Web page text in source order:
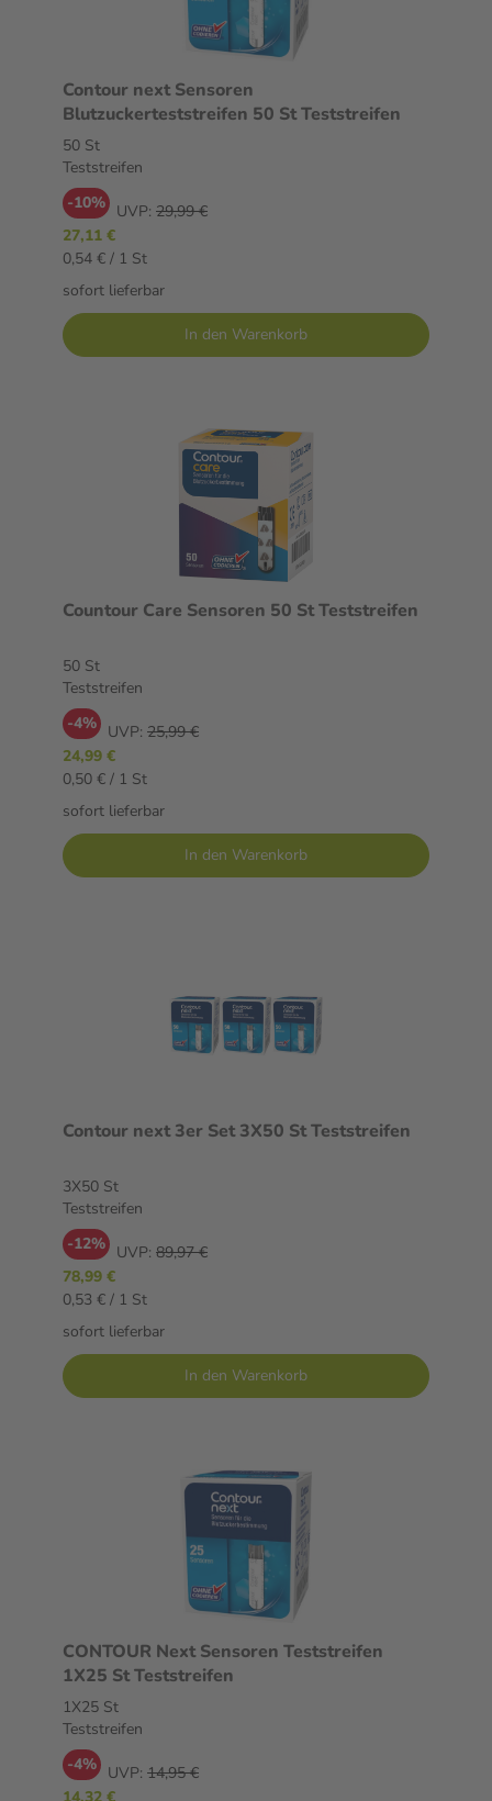
Contour next Sensoren
Blutzuckerteststreifen 50 St Teststreifen
50 St
Teststreifen
-10% UVP: 29,99 €
27,11 €
0,54 € / 1 St
sofort lieferbar
In den Warenkorb
Countour Care Sensoren 50 St Teststreifen
50 St
Teststreifen
-4% UVP: 25,99 €
24,99 €
0,50 € / 1 St
sofort lieferbar
In den Warenkorb
Contour next 3er Set 3X50 St Teststreifen
3X50 St
Teststreifen
-12% UVP: 89,97 €
78,99 €
0,53 € / 1 St
sofort lieferbar
In den Warenkorb
CONTOUR Next Sensoren Teststreifen
1X25 St Teststreifen
1X25 St
Teststreifen
-4% UVP: 14,95 €
14,32 €